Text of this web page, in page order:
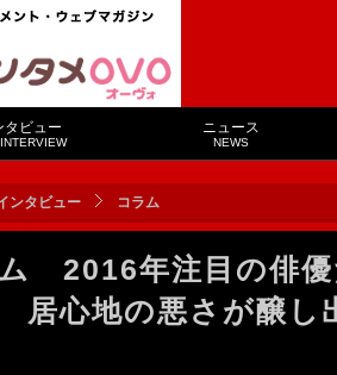
タビュー ニュース
NEWS
ンタビュー コラム
ム 2016年注目の俳
居心地の悪さが醸し